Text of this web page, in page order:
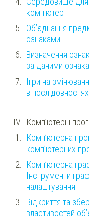
комп'ютер
Об’єднання
ознаками
Визначення
за даними
Ігри на
в послідовностях
Комп’ютерні
Комп’ютерна
комп’ютерних
Комп’ютерна
Інструменти
налаштування
Відкриття та
властивостей